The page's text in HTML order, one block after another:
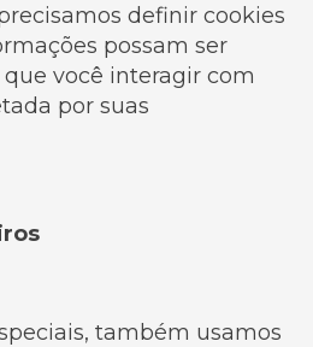
definir cookies
possam ser
você interagir com
por suas
também usamos